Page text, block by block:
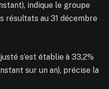
indique le groupe
résultats au 31 décembre
s’est établie à 33,2%
sur un an), précise la